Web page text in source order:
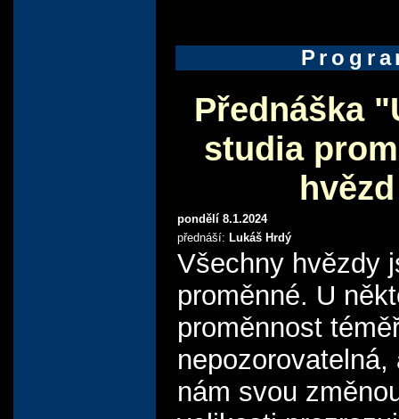
Přednáška
studia
pondělí 8.1.2024
přednáší: Lukáš Hrdý
Všechny hvězdy
proměnné. U
proměnnost
nepozorovatelná,
nám svou